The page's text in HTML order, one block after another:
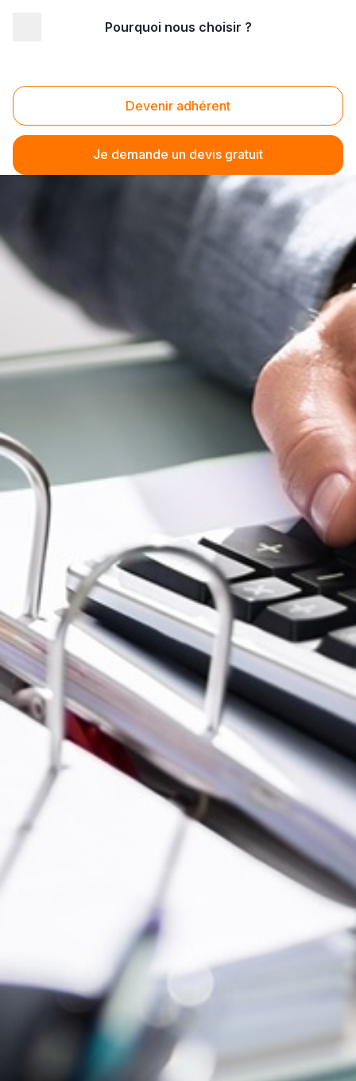
Pourquoi nous choisir ?
Devenir adhérent
Je demande un devis gratuit